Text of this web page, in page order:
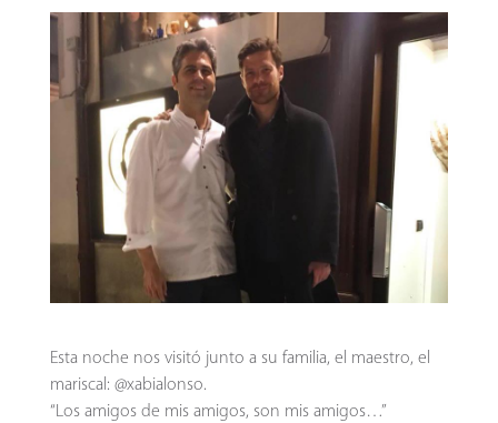
Esta noche nos visitó junto a su familia, el maestro, el
mariscal: @xabialonso.
“Los amigos de mis amigos, son mis amigos…”